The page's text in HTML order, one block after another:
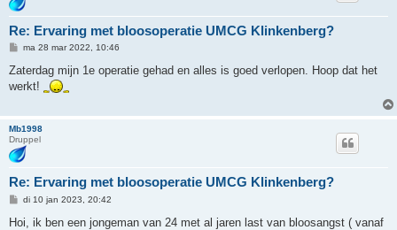
Re: Ervaring met bloosoperatie UMCG Klinkenberg?
B
r
c
ma 28 mar 2022, 10:46
Zaterdag mijn 1e operatie gehad en alles is goed verlopen. Hoop dat het
werkt!
Mb1998
Druppel
Re: Ervaring met bloosoperatie UMCG Klinkenberg?
B
r
di 10 jan 2023, 20:42
Hoi, ik ben een jongeman van 24 met al jaren last van bloosangst ( vanaf